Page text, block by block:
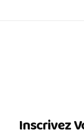
Inscrivez